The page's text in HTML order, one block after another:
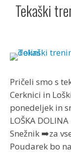
Tekaški
Pričeli smo s
Cerknici in
ponedeljek in
LOŠKA
Snežnik ➡️za
Poudarek bo